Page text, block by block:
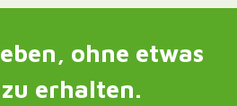
ohne etwas
erhalten.